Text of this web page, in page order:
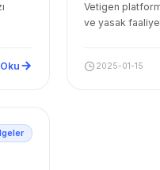
Vetigen
ve yasak
2025-01-15